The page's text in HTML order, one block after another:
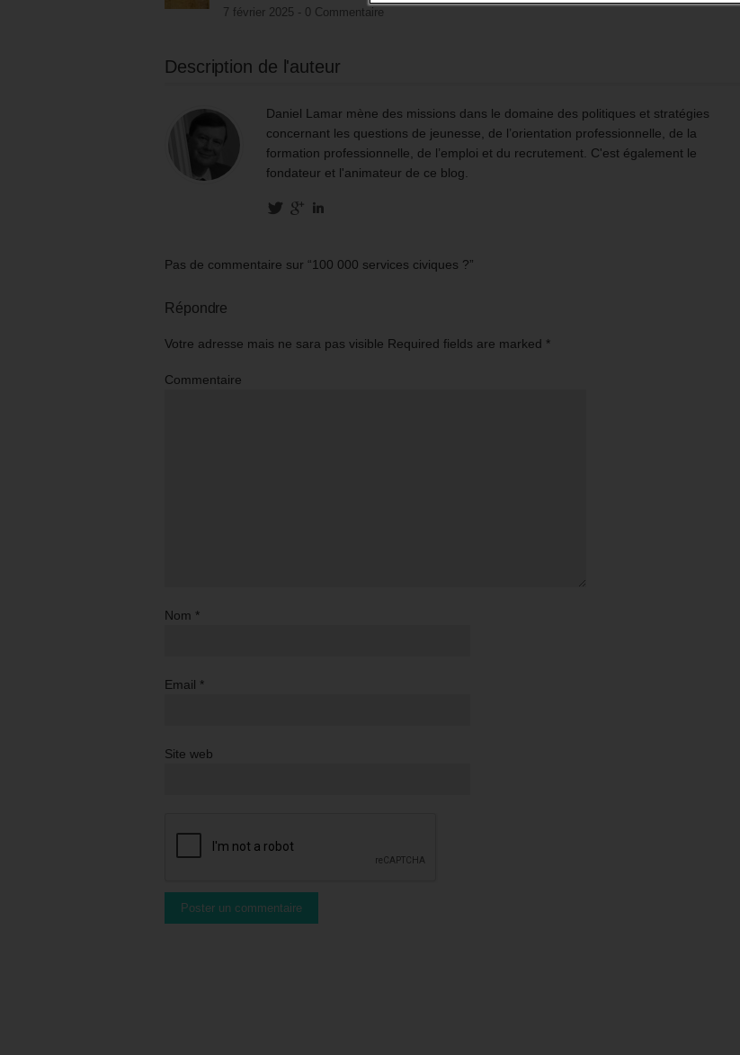
7 février 2025 - 0 Commentaire
Description de l'auteur
Daniel Lamar mène des missions dans le domaine des politiques et stratégies
concernant les questions de jeunesse, de l’orientation professionnelle, de la
formation professionnelle, de l’emploi et du recrutement. C'est également le
fondateur et l'animateur de ce blog.
Pas de commentaire sur “100 000 services civiques ?”
Répondre
Votre adresse mais ne sara pas visible Required fields are marked *
Commentaire
Nom *
Email *
Site web